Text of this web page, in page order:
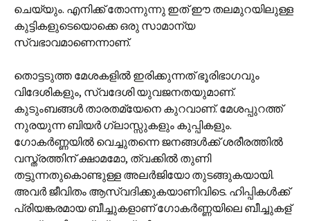
ചെയ്യും. എനിക്ക് തോന്നുന്നു ഇത് ഈ തലമുറയിലുള്ള
കുട്ടികളുടെയൊക്കെ ഒരു സാമാന്യ
സ്വഭാവമാണെന്നാണ്.
തൊട്ടടുത്ത മേശകളില്‍ ഇരിക്കുന്നത് ഭൂരിഭാഗവും
വിദേശികളും, സ്വദേശി യുവജനതയുമാണ്.
കുടുംബങ്ങള്‍ താരതമ്യേനെ കുറവാണ്. മേശപ്പുറത്ത്
നുരയുന്ന ബിയര്‍ ഗ്ലാസ്സുകളും കുപ്പികളും.
ഗോകര്‍ണ്ണയില്‍ വെച്ചുതന്നെ ജനങ്ങള്‍ക്ക് ശരീരത്തില്‍
വസ്ത്രത്തിന് ക്ഷാമമോ, ത്വക്കില്‍ തുണി
തട്ടുന്നതുകൊണ്ടുള്ള അലര്‍ജിയോ തുടങ്ങുകയായി.
അവര്‍ ജീവിതം ആസ്വദിക്കുകയാണിവിടെ. ഹിപ്പികള്‍ക്ക്
പ്രിയങ്കരമായ ബീച്ചുകളാണ് ഗോകര്‍ണ്ണയിലെ ബീച്ചുകള്